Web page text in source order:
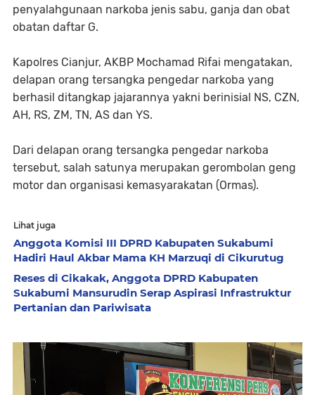
penyalahgunaan narkoba jenis sabu, ganja dan obat
obatan daftar G.
Kapolres Cianjur, AKBP Mochamad Rifai mengatakan,
delapan orang tersangka pengedar narkoba yang
berhasil ditangkap jajarannya yakni berinisial NS, CZN,
AH, RS, ZM, TN, AS dan YS.
Dari delapan orang tersangka pengedar narkoba
tersebut, salah satunya merupakan gerombolan geng
motor dan organisasi kemasyarakatan (Ormas).
Lihat juga
Anggota Komisi III DPRD Kabupaten Sukabumi
Hadiri Haul Akbar Mama KH Marzuqi di Cikurutug
Reses di Cikakak, Anggota DPRD Kabupaten
Sukabumi Mansurudin Serap Aspirasi Infrastruktur
Pertanian dan Pariwisata